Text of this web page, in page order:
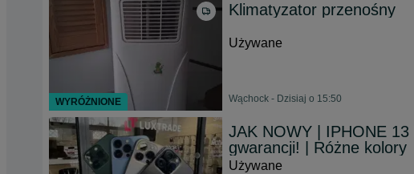
Klimatyzator przenośny
Używane
Wąchock - Dzisiaj o 15:50
JAK NOWY | IPHONE
gwarancji! | Różne kolory
Używane
WYRÓŻNIONE